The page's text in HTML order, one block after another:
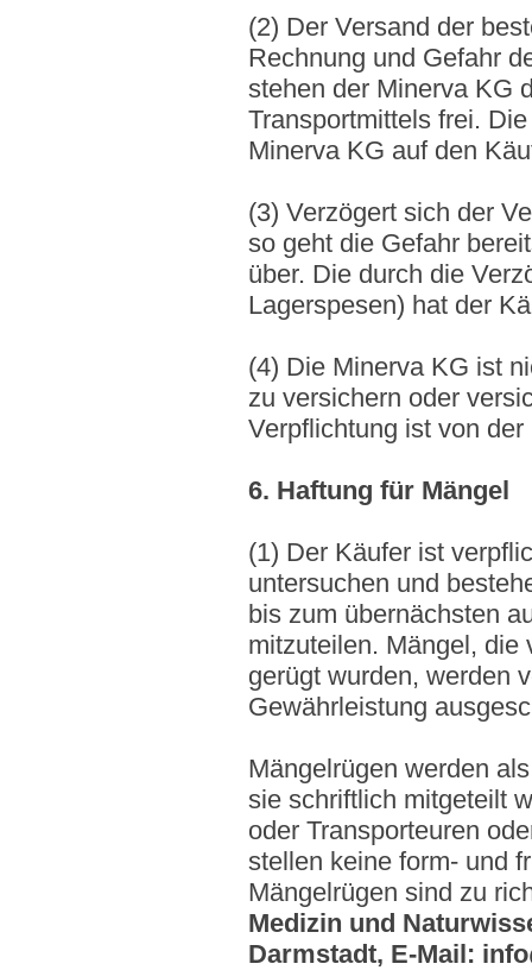
(2) Der Versand der
Rechnung und Gefahr
stehen der Minerva KG
Transportmittels frei.
Minerva KG auf den
(3) Verzögert sich der
so geht die Gefahr
über. Die durch die
Lagerspesen) hat der
(4) Die Minerva KG ist
zu versichern oder
Verpflichtung ist von
6. Haftung für Mängel
(1) Der Käufer ist
untersuchen und
bis zum übernächsten
mitzuteilen. Mängel, die
gerügt wurden, werden
Gewährleistung
Mängelrügen werden
sie schriftlich mitgeteilt
oder Transporteuren
stellen keine form- und
Mängelrügen sind zu
Medizin und
Darmstadt, E-Mail: